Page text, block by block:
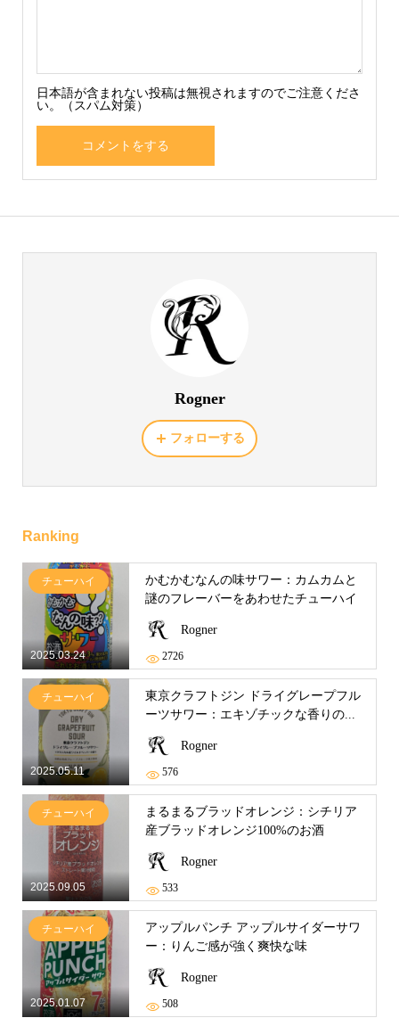
日本語が含まれない投稿は無視されますのでご注意くださ
い。（スパム対策）
Rogner
フォローする
Ranking
2025.03.24
チューハイ
かむかむなんの味サワー：カムカムと
謎のフレーバーをあわせたチューハイ
Rogner
2726
2025.05.11
チューハイ
東京クラフトジン ドライグレープフル
ーツサワー：エキゾチックな香りの...
Rogner
576
2025.09.05
チューハイ
まるまるブラッドオレンジ：シチリア
産ブラッドオレンジ100%のお酒
Rogner
533
2025.01.07
チューハイ
アップルパンチ アップルサイダーサワ
ー：りんご感が強く爽快な味
Rogner
508